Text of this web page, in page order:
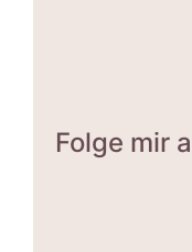
Folge mir